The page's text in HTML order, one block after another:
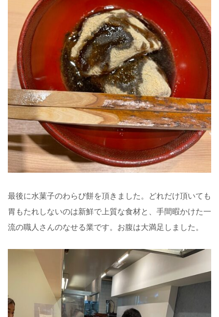
最後に水菓子のわらび餅を頂きました。どれだけ頂いても
胃もたれしないのは新鮮で上質な食材と、手間暇かけた一
流の職人さんのなせる業です。お腹は大満足しました。